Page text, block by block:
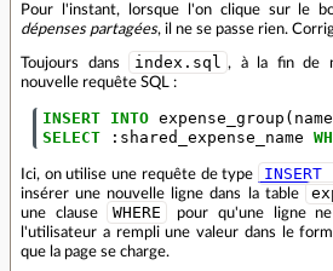
Pour l'instant, lorsque l'on clique sur le
dépenses partagées, il ne se passe rien.
Toujours dans index.sql , à la fin de
nouvelle requête SQL :
INSERT INTO expense_group ( name
SELECT
: shared_expense_name
Ici, on utilise une requête de type
insérer une nouvelle ligne dans la table
une clause
WHERE
pour qu'une ligne
l'utilisateur a rempli une valeur dans le
que la page se charge.